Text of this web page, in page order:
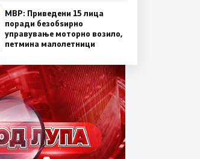
МВР: Приведени 15 лица
поради безобѕирно
управување моторно возило,
петмина малолетници